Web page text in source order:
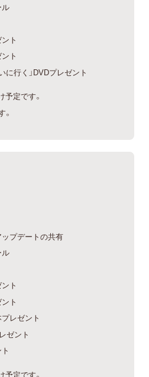
ト
ト
に行く」DVDプレゼント
予定です。
プデートの共有
ト
ト
レゼント
ゼント
予定です。